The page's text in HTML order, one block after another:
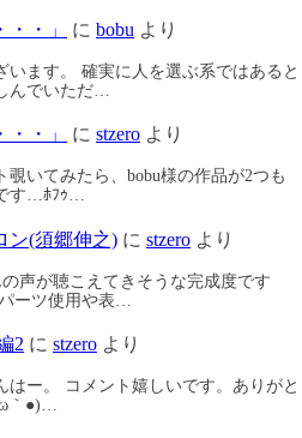
・・」
に bobu より
います。 確実に人を選ぶ系ではあると
んでいただ…
・・」 に stzero より
覗いてみたら、bobu様の作品が2つも
す…ﾎﾌｩ…
ン(須郷伸之) に stzero より
声が聴こえてきそうな完成度です
ーツ使用や表…
2 に stzero より
はー。 コメント嬉しいです。ありがと
｀●)…